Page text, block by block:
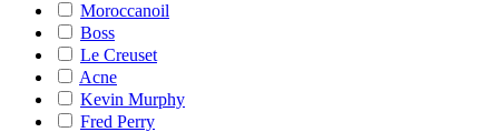
Moroccanoil
Boss
Le Creuset
Acne
Kevin Murphy
Fred Perry